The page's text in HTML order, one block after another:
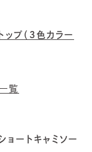
ップ（3色カラー
覧
ョートキャミソー